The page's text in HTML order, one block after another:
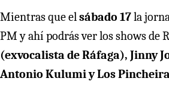
Mientras que elsábado 17la
PM y ahí podrás ver los shows de R
(exvocalista de Ráfaga), Jinny
Antonio Kulumi y Los